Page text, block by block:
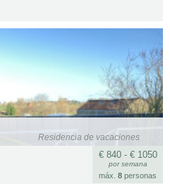
Residencia de vacaciones
€ 840 - € 1050
por semana
máx. 8 personas